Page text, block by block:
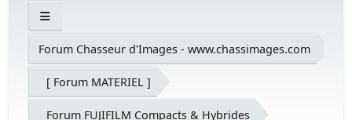
Forum Chasseur d'Images - www.chassimages.com
[ Forum MATERIEL ]
Forum FUJIFILM Compacts & Hybrides